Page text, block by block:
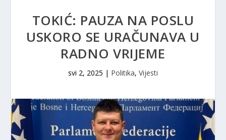
TOKIĆ: PAUZA NA POSLU
USKORO SE URAČUNAVA U
RADNO VRIJEME
svi 2, 2025 | Politika, Vijesti